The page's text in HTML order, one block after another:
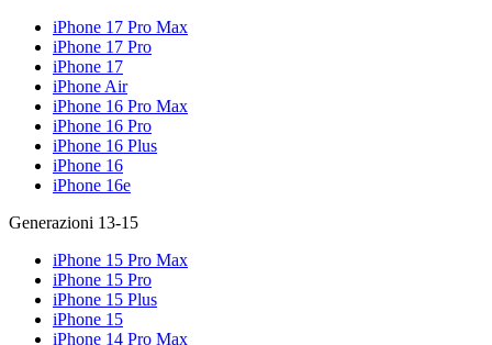
iPhone 17 Pro Max
iPhone 17 Pro
iPhone 17
iPhone Air
iPhone 16 Pro Max
iPhone 16 Pro
iPhone 16 Plus
iPhone 16
iPhone 16e
Generazioni 13-15
iPhone 15 Pro Max
iPhone 15 Pro
iPhone 15 Plus
iPhone 15
iPhone 14 Pro Max